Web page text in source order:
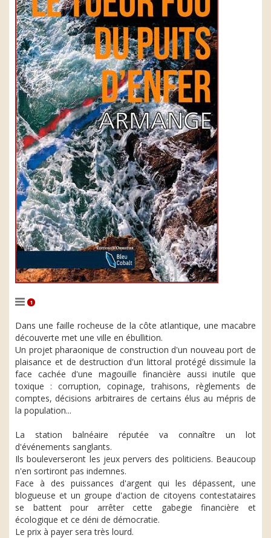
1
Dans une faille rocheuse de la côte atlantique, une macabre
découverte met une ville en ébullition.
Un projet pharaonique de construction d'un nouveau port de
plaisance et de destruction d'un littoral protégé dissimule la
face cachée d'une magouille financière aussi inutile que
toxique : corruption, copinage, trahisons, règlements de
comptes, décisions arbitraires de certains élus au mépris de
la population...
La station balnéaire réputée va connaître un lot
d'événements sanglants.
Ils bouleverseront les jeux pervers des politiciens. Beaucoup
n'en sortiront pas indemnes.
Face à des puissances d'argent qui les dépassent, une
blogueuse et un groupe d'action de citoyens contestataires
se battent pour arrêter cette gabegie financière et
écologique et ce déni de démocratie.
Le prix à payer sera très lourd.